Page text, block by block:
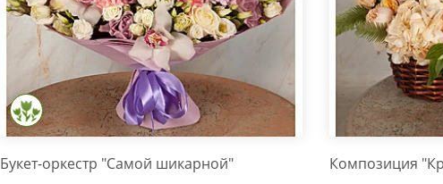
Букет-оркестр "Самой шикарной" Композиция